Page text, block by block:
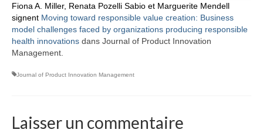
Deux outils clés
Programme de recherche
Équipe
Publications
English
Fiona A. Miller, Renata Pozelli Sabio et Marguerite Mendell
signent Moving toward responsible value creation: Business
model challenges faced by organizations producing responsible
health innovations dans Journal of Product Innovation
Management.
Journal of Product Innovation Management
Laisser un commentaire